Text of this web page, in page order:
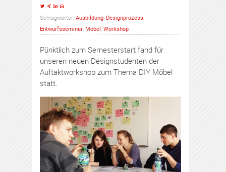
Schlagwörter: Ausbildung, Designprozess,
Entwurfsseminar, Möbel, Workshop
Pünktlich zum Semesterstart fand für
unseren neuen Designstudenten der
Auftaktworkshop zum Thema DIY Möbel
statt.